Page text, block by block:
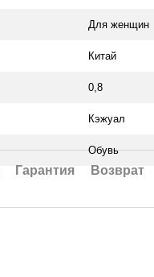
Для женщин
Китай
0,8
Кэжуал
Обувь
Гарантия Возврат